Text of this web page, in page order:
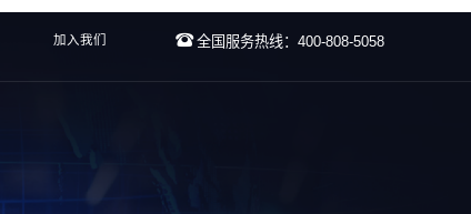
加入我们 全国服务热线：400-808-5058